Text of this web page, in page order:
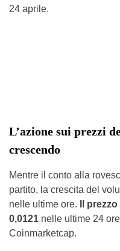
24 aprile.
L’azione sui prezzi
crescendo
Mentre il conto alla
partito, la crescita del
nelle ultime ore.
Il
0,0121 nelle ultime 24
Coinmarketcap.